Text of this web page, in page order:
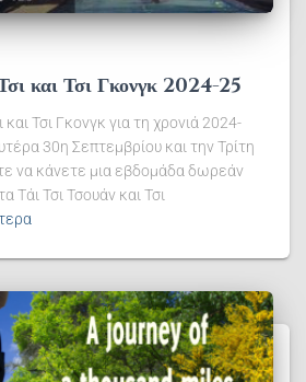
και Τσι Γκονγκ 2024-25
Τσι Γκονγκ για τη χρονιά 2024-
30η Σεπτεμβρίου και την Τρίτη
να κάνετε μια εβδομάδα δωρεάν
Τάι Τσι Τσουάν και Τσι